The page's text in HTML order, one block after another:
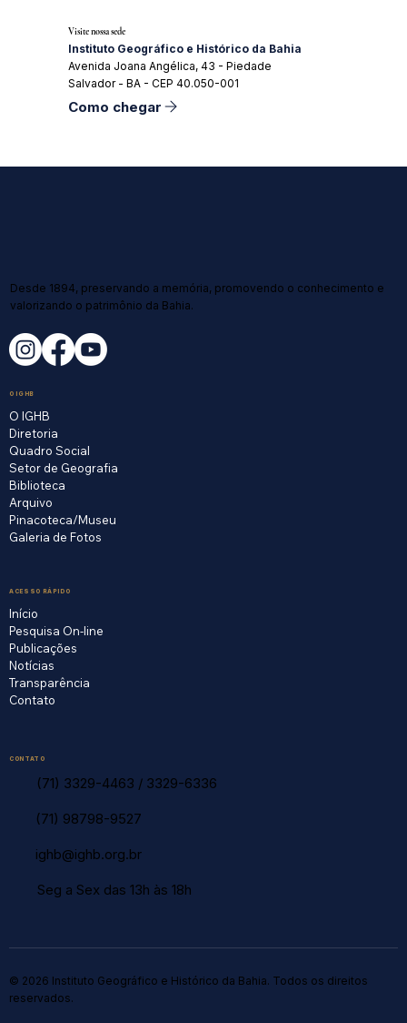
Visite nossa sede
Instituto Geográfico e Histórico da Bahia
Avenida Joana Angélica, 43 - Piedade
Salvador - BA - CEP 40.050-001
Como chegar
Desde 1894, preservando a memória, promovendo o conhecimento e
valorizando o patrimônio da Bahia.
O IGHB
O IGHB
Diretoria
Quadro Social
Setor de Geografia
Biblioteca
Arquivo
Pinacoteca/Museu
Galeria de Fotos
ACESSO RÁPIDO
Início
Pesquisa On-line
Publicações
Notícias
Transparência
Contato
CONTATO
(71) 3329-4463 / 3329-6336
(71) 98798-9527
ighb@ighb.org.br
Seg a Sex das 13h às 18h
© 2026 Instituto Geográfico e Histórico da Bahia. Todos os direitos
reservados.